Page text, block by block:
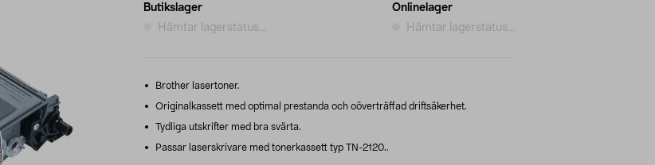
Butikslager
Hämtar lagerstatus...
Onlinelager
Hämtar lagerstatus...
Brother lasertoner.
Originalkassett med optimal prestanda och oöverträffad driftsäkerhet.
Tydliga utskrifter med bra svärta.
Passar laserskrivare med tonerkassett typ TN-2120..